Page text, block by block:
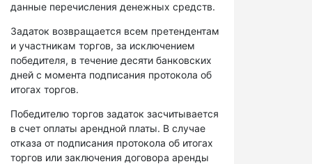
данные перечисления денежных средств.
Задаток возвращается всем претендентам
и участникам торгов, за исключением
победителя, в течение десяти банковских
дней с момента подписания протокола об
итогах торгов.
Победителю торгов задаток засчитывается
в счет оплаты арендной платы. В случае
отказа от подписания протокола об итогах
торгов или заключения договора аренды